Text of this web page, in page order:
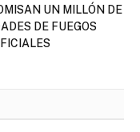
UN MILLÓN DE
DE FUEGOS